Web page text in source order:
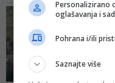
Personalizirano
oglašavanja i
Pohrana i/ili
Saznajte više